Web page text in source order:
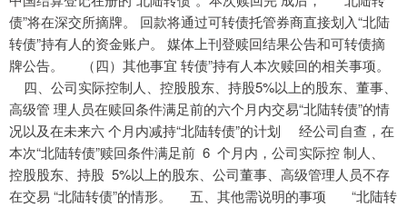
债”将在深交所摘牌。 回款将通过可转债托管券商直接划入“北陆
转债”持有人的资金账户。 媒体上刊登赎回结果公告和可转债摘
牌公告。 （四）其他事宜 转债”持有人本次赎回的相关事项。
四、公司实际控制人、控股股东、持股5%以上的股东、董事、
高级管 理人员在赎回条件满足前的六个月内交易“北陆转债”的情
况以及在未来六 个月内减持“北陆转债”的计划 经公司自查，在
本次“北陆转债”赎回条件满足前 6 个月内，公司实际控 制人、
控股股东、持股 5%以上的股东、公司董事、高级管理人员不存
在交易 “北陆转债”的情形。 五、其他需说明的事项 “北陆转